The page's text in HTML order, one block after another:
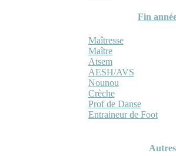
Fin
Maîtresse
Maître
Atsem
AESH/AVS
Nounou
Crèche
Prof de Danse
Entraineur de Foot